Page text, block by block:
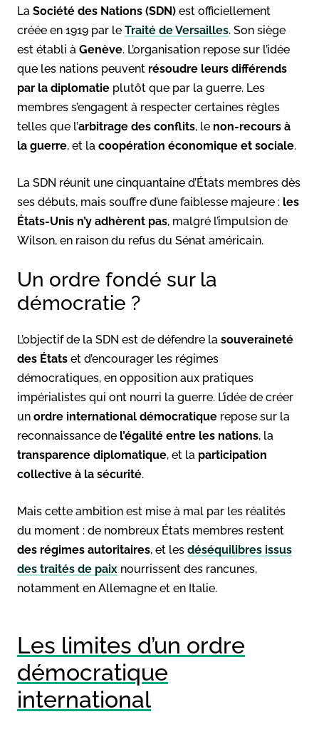
La Société des Nations (SDN) est officiellement
créée en 1919 par le Traité de Versailles. Son siège
est établi à Genève. L’organisation repose sur l’idée
que les nations peuvent résoudre leurs différends
par la diplomatie plutôt que par la guerre. Les
membres s’engagent à respecter certaines règles
telles que l’arbitrage des conflits, le non-recours à
la guerre, et la coopération économique et sociale.
La SDN réunit une cinquantaine d’États membres dès
ses débuts, mais souffre d’une faiblesse majeure : les
États-Unis n’y adhèrent pas, malgré l’impulsion de
Wilson, en raison du refus du Sénat américain.
Un ordre fondé sur la
démocratie ?
L’objectif de la SDN est de défendre la souveraineté
des États et d’encourager les régimes
démocratiques, en opposition aux pratiques
impérialistes qui ont nourri la guerre. L’idée de créer
un ordre international démocratique repose sur la
reconnaissance de l’égalité entre les nations, la
transparence diplomatique, et la participation
collective à la sécurité.
Mais cette ambition est mise à mal par les réalités
du moment : de nombreux États membres restent
des régimes autoritaires, et les déséquilibres issus
des traités de paix nourrissent des rancunes,
notamment en Allemagne et en Italie.
Les limites d’un ordre
démocratique
international